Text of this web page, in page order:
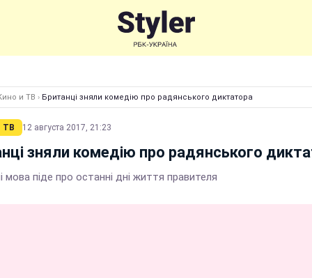
и ТВ › Британці зняли комедію про радянського диктатора
ТВ 12 августа 2017, 21:23
зняли комедію про радянського
мова піде про останні дні життя правителя